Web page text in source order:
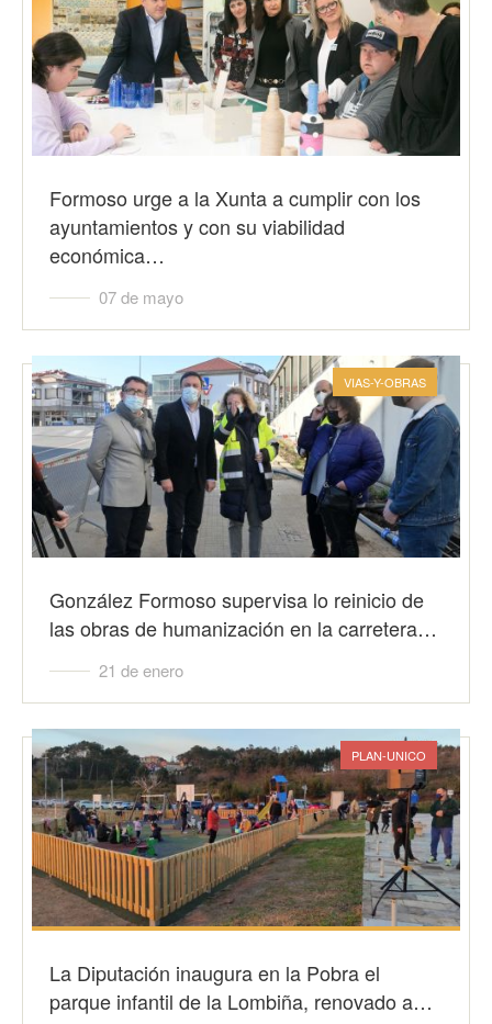
Formoso urge a la Xunta a cumplir con los
ayuntamientos y con su viabilidad
económica…
07 de mayo
VIAS-Y-OBRAS
González Formoso supervisa lo reinicio de
las obras de humanización en la carretera…
21 de enero
PLAN-UNICO
La Diputación inaugura en la Pobra el
parque infantil de la Lombiña, renovado a…